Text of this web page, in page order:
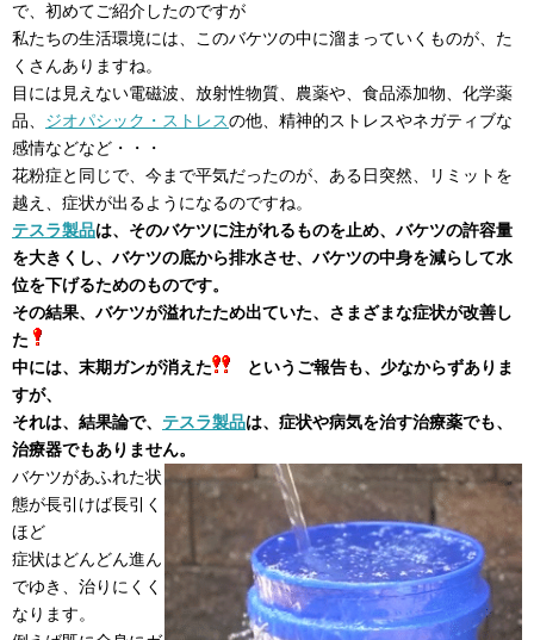
で、初めてご紹介したのですが
私たちの生活環境には、このバケツの中に溜まっていくものが、た
くさんありますね。
目には見えない電磁波、放射性物質、農薬や、食品添加物、化学薬
品、 ジオパシック・ストレスの他、精神的ストレスやネガティブな
感情などなど・・・
花粉症と同じで、今まで平気だったのが、ある日突然、リミットを
越え、症状が出るようになるのですね。
テスラ製品は、そのバケツに注がれるものを止め、バケツの許容量
を大きくし、バケツの底から排水させ、バケツの中身を減らして水
位を下げるためのものです。
その結果、バケツが溢れたため出ていた、さまざまな症状が改善し
た
中には、末期ガンが消えた
というご報告も、少なからずありま
すが、
それは、結果論で、 テスラ製品は、症状や病気を治す治療薬でも、
治療器でもありません。
バケツがあふれた状
態が長引けば長引く
ほど
症状はどんどん進ん
でゆき、治りにくく
なります。